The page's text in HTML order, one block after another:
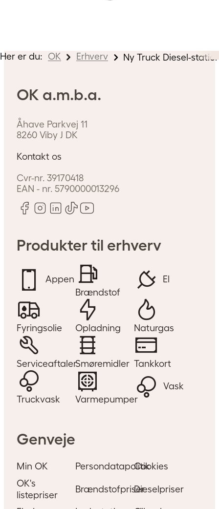
Her er du: OK Erhverv Ny Truck Diesel-
OK a.m.b.a.
Åhave Parkvej 11
8260 Viby J DK
Kontakt os
Cvr-nr. 39170418
EAN - nr.5790000013296
Produkter til erhverv
Appen
Brændstof
El
Fyringsolie Opladning Naturgas
ServiceaftalerSmøremidler Tankkort
Truckvask Varmepumper
Vask
Genveje
Min OK PersondatapolitikCookies
OK's
listepriser
BrændstofpriserDieselpriser